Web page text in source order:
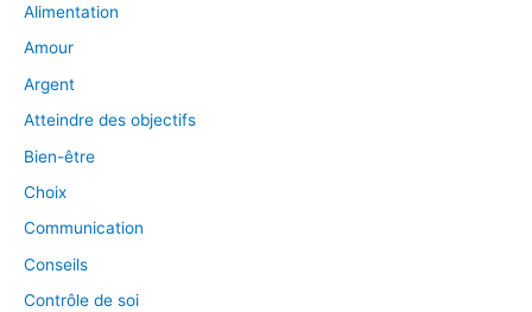
Alimentation
Amour
Argent
Atteindre des objectifs
Bien-être
Choix
Communication
Conseils
Contrôle de soi